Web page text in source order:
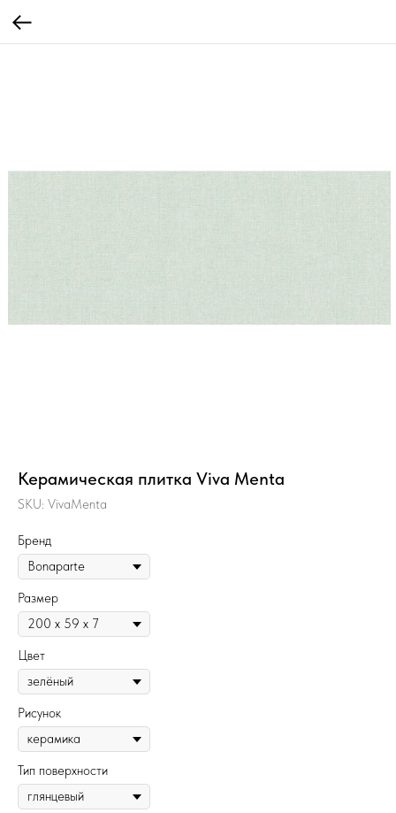
Керамическая плитка Viva Menta
SKU: VivaMenta
Бренд
Размер
Цвет
Рисунок
Тип поверхности